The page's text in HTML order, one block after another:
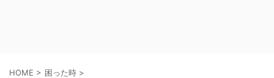
HOME > 困った時 >